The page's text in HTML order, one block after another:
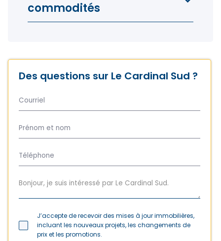
commodités
Des questions sur Le Cardinal Sud ?
J’accepte de recevoir des mises à jour immobilières,
incluant les nouveaux projets, les changements de
prix et les promotions.